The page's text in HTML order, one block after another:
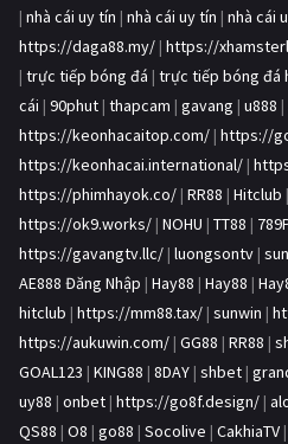
| nhà cái uy tín | nhà cái uy tín | nhà cái
https://daga88.my/ | https://
| trực tiếp bóng đá | trực tiếp bóng đá
cái | 90phut | thapcam | gavang | u888 |
https://keonhacaitop.com/ | https://
https://keonhacai.international/ |
https://phimhayok.co/ | RR88 | Hitclub |
https://ok9.works/ | NOHU | TT88 |
https://gavangtv.llc/ | luongsontv |
AE888 Đăng Nhập | Hay88 | Hay88 |
hitclub | https://mm88.tax/ | sunwin |
https://aukuwin.com/ | GG88 | RR88 |
GOAL123 | KING88 | 8DAY | shbet |
uy88 | onbet | https://go8f.design/ |
QS88 | O8 | go88 | Socolive | CakhiaTV |